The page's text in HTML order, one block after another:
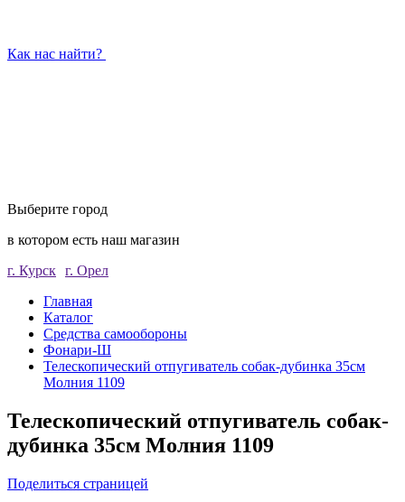
Как нас найти?
Выберите город
в котором есть наш магазин
г. Курск г. Орел
Главная
Каталог
Средства самообороны
Фонари-Ш
Телескопический отпугиватель собак-дубинка 35см
Молния 1109
Телескопический отпугиватель собак-
дубинка 35см Молния 1109
Поделиться страницей